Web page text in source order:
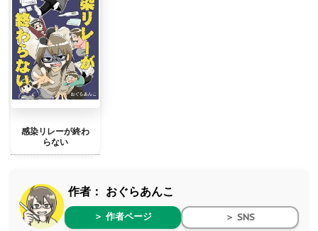
感染リレーが終わ
らない
作者： おぐらあんこ
＞ 作者ページ ＞ SNS